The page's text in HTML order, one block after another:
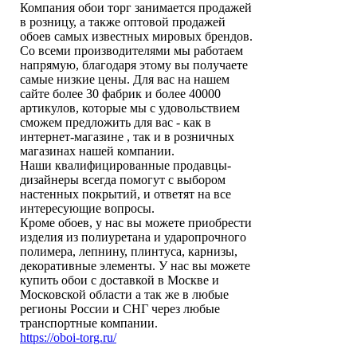
Компания обои торг занимается продажей
в розницу, а также оптовой продажей
обоев самых известных мировых брендов.
Со всеми производителями мы работаем
напрямую, благодаря этому вы получаете
самые низкие цены. Для вас на нашем
сайте более 30 фабрик и более 40000
артикулов, которые мы с удовольствием
сможем предложить для вас - как в
интернет-магазине , так и в розничных
магазинах нашей компании.
Наши квалифицированные продавцы-
дизайнеры всегда помогут с выбором
настенных покрытий, и ответят на все
интересующие вопросы.
Кроме обоев, у нас вы можете приобрести
изделия из полиуретана и ударопрочного
полимера, лепнину, плинтуса, карнизы,
декоративные элементы. У нас вы можете
купить обои с доставкой в Москве и
Московской области а так же в любые
регионы России и СНГ через любые
транспортные компании.
https://oboi-torg.ru/